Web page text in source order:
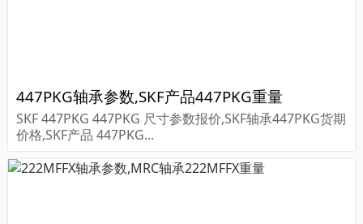
447PKG轴承参数,SKF产品447PKG重量
SKF 447PKG 447PKG 尺寸参数报价,SKF轴承447PKG货期
价格,SKF产品 447PKG...